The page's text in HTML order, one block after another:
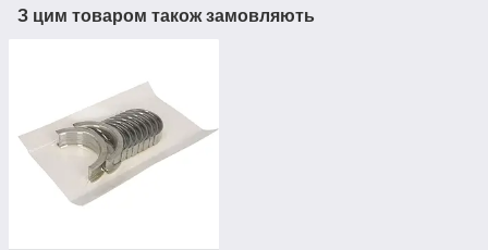
З цим товаром також замовляють